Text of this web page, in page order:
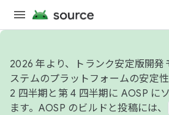
2026 年より、トランク安定版開発
ステムのプラットフォームの安定
2 四半期と第 4 四半期に AOSP に
ます。AOSP のビルドと投稿には、